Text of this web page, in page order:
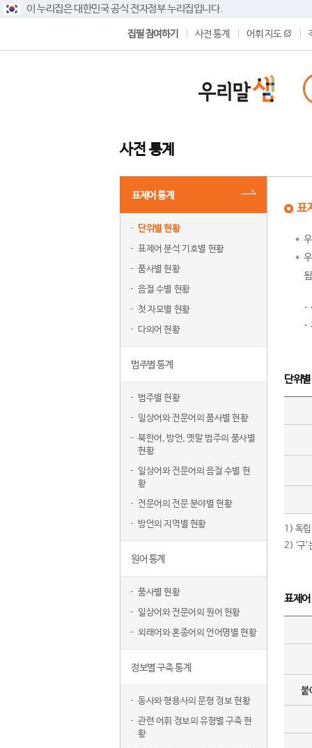
이 누리집은 대한민국 공식 전자정부 누리집입니다.
집필 참여하기 사전 통계 어휘 지도
사전 통계
표제어 통계
단위별 현황
표제어 분석 기호별 현황
품사별 현황
음절 수별 현황
첫 자모별 현황
다의어 현황
범주별 통계
범주별 현황
일상어와 전문어의 품사별 현황
북한어, 방언, 옛말 범주의 품사별
현황
일상어와 전문어의 음절 수별 현
황
전문어의 전문 분야별 현황
방언의 지역별 현황
원어 통계
품사별 현황
일상어와 전문어의 원어 현황
외래어와 혼종어의 언어명별 현황
정보별 구축 통계
동사와 형용사의 문형 정보 현황
관련 어휘 정보의 유형별 구축 현
황
표
단위
1) 독립
2) ‘구
표제
붙